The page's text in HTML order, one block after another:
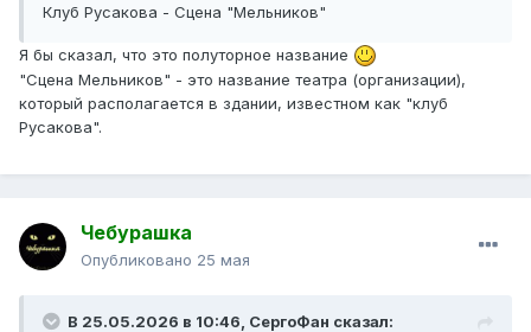
Клуб Русакова - Сцена "Мельников"
Я бы сказал, что это полуторное название
"Сцена Мельников" - это название театра (организации),
который располагается в здании, известном как "клуб
Русакова".
Чебурашка
Опубликовано 25 мая
В 25.05.2026 в 10:46, СергоФан сказал: